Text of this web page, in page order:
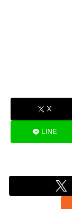
X
LINE